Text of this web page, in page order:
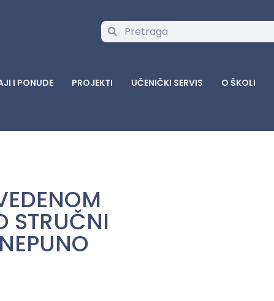
I PONUDE PROJEKTI UČENIČKI SERVIS O ŠKOLI
STRUČNI